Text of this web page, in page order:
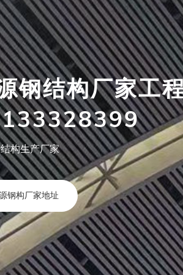
钢结构加工厂
厂家报价合理
浑源钢构详情